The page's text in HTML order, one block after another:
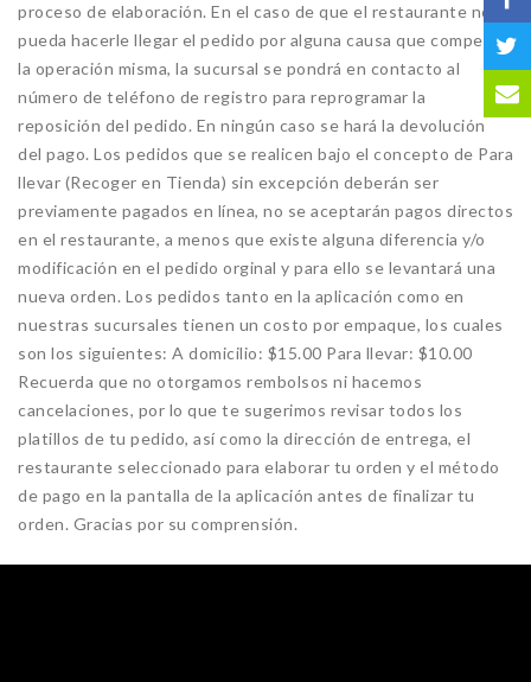
proceso de elaboración. En el caso de que el restaurante no te
pueda hacerle llegar el pedido por alguna causa que competa a
la operación misma, la sucursal se pondrá en contacto al
número de teléfono de registro para reprogramar la
reposición del pedido. En ningún caso se hará la devolución
del pago. Los pedidos que se realicen bajo el concepto de Para
llevar (Recoger en Tienda) sin excepción deberán ser
previamente pagados en línea, no se aceptarán pagos directos
en el restaurante, a menos que existe alguna diferencia y/o
modificación en el pedido orginal y para ello se levantará una
nueva orden. Los pedidos tanto en la aplicación como en
nuestras sucursales tienen un costo por empaque, los cuales
son los siguientes: A domicilio: $15.00 Para llevar: $10.00
Recuerda que no otorgamos rembolsos ni hacemos
cancelaciones, por lo que te sugerimos revisar todos los
platillos de tu pedido, así como la dirección de entrega, el
restaurante seleccionado para elaborar tu orden y el método
de pago en la pantalla de la aplicación antes de finalizar tu
orden. Gracias por su comprensión.